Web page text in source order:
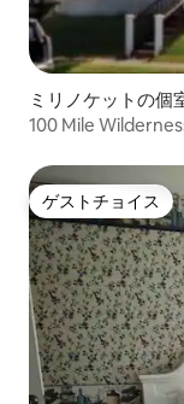
ミリノケットの個
100 Mile
ゲストチョイス
ゲストチョイス